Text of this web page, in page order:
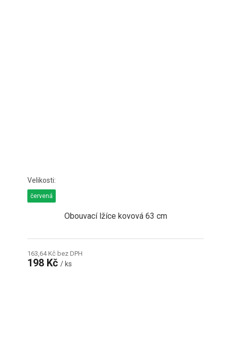
Obouvací lžíce kovová 63 cm
163,64 Kč bez DPH
198 Kč/ ks
červená